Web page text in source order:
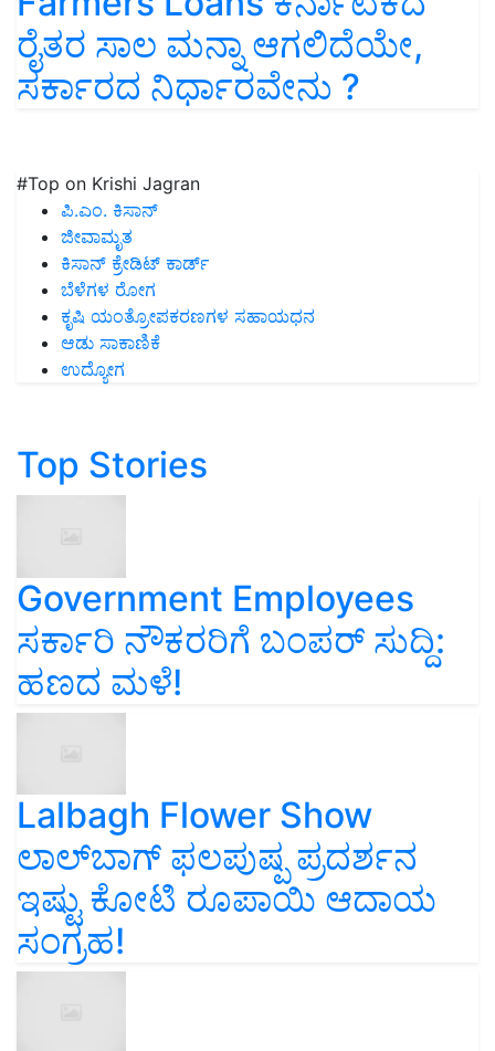
ರೈತರ ಸಾಲ ಮನ್ನಾ ಆಗಲಿದೆಯೇ,
ಸರ್ಕಾರದ ನಿರ್ಧಾರವೇನು ?
#Top on Krishi Jagran
ಪಿ.ಎಂ. ಕಿಸಾನ್
ಜೀವಾಮೃತ
ಕಿಸಾನ್ ಕ್ರೇಡಿಟ್ ಕಾರ್ಡ್
ಬೆಳೆಗಳ ರೋಗ
ಕೃಷಿ ಯಂತ್ರೋಪಕರಣಗಳ ಸಹಾಯಧನ
ಆಡು ಸಾಕಾಣಿಕೆ
ಉದ್ಯೋಗ
Top Stories
Government Employees
ಸರ್ಕಾರಿ ನೌಕರರಿಗೆ ಬಂಪರ್‌ ಸುದ್ದಿ:
ಹಣದ ಮಳೆ!
Lalbagh Flower Show
ಲಾಲ್‌ಬಾಗ್ ಫಲಪುಷ್ಪ ಪ್ರದರ್ಶನ
ಇಷ್ಟು ಕೋಟಿ ರೂಪಾಯಿ ಆದಾಯ
ಸಂಗ್ರಹ!